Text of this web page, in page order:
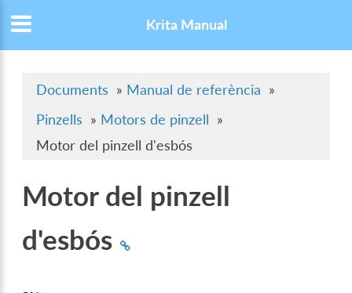
Krita Manual
Documents » Manual de referència »
Pinzells » Motors de pinzell »
Motor del pinzell d'esbós
Motor del pinzell
d'esbós